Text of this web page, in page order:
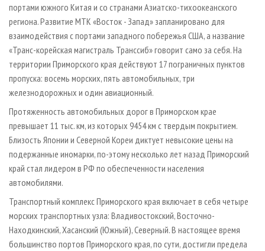
портами южного Китая и со странами Азиатско­-тихоокеанского
региона. Развитие МТК «Восток - Запад» запланировано для
взаимодействия с портами западного побережья США, а название
«Транс­-корейская магистраль Транссиб» говорит само за себя. На
территории Приморского края действуют 17 пограничных пунктов
пропуска: восемь морских, пять автомобильных, три
железнодорожных и один авиационный.
Протяженность автомобильных дорог в Приморском крае
превышает 11 тыс. км, из которых 9454 км с твердым покрытием.
Близость Японии и Северной Кореи диктует невысокие цены на
подержанные иномарки, по­-этому несколько лет назад Приморский
край стал лидером в РФ по обеспеченности населения
автомобилями.
Транспортный комплекс Приморского края включает в себя четыре
морских транспортных узла: Владивостокский, Восточно­-
Находкинский, Хасанский (Южный), Северный. В настоящее время
большинство портов Приморского края, по сути, достигли предела